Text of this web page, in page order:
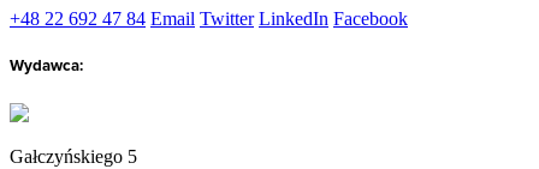
+48 22 692 47 84 Email Twitter LinkedIn Facebook
Wydawca:
Gałczyńskiego 5